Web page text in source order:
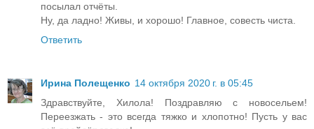
посылал отчёты.
Ну, да ладно! Живы, и хорошо! Главное, совесть чиста.
Ответить
Ирина Полещенко 14 октября 2020 г. в 05:45
Здравствуйте, Хилола! Поздравляю с новосельем!
Переезжать - это всегда тяжко и хлопотно! Пусть у вас